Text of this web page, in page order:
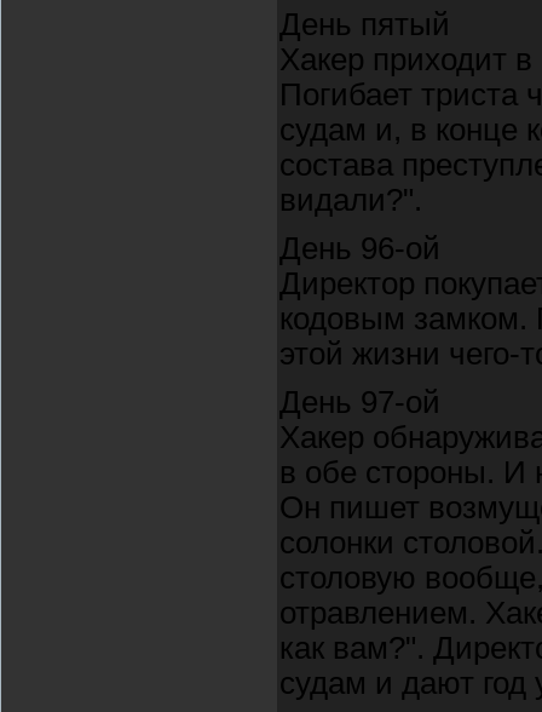
День пятый
Хакер приходит
Погибает триста
судам и, в конце
состава
видали?".
День 96-ой
Директор
кодовым замком.
этой жизни чего-
День 97-ой
Хакер
в обе стороны. И
Он пишет
солонки
столовую
отравлением.
как вам?".
судам и дают год